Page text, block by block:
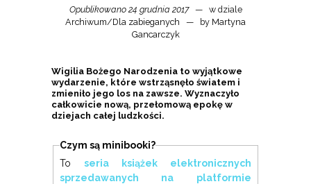
Opublikowano 24 grudnia 2017
w dziale
Archiwum/Dla zabieganych by Martyna
Gancarczyk
Wigilia Bożego Narodzenia to wyjątkowe
wydarzenie, które wstrząsnęło światem i
zmieniło jego los na zawsze. Wyznaczyło
całkowicie nową, przełomową epokę w
dziejach całej ludzkości.
Czym są minibooki?
To seria książek elektronicznych
sprzedawanych na platformie